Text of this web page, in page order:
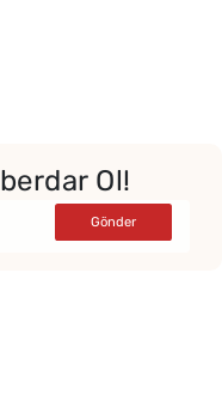
Ol!